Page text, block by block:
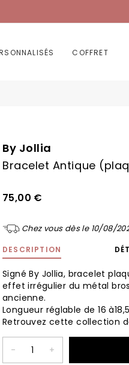
COFFRET
By Jollia
Bracelet Antique
75,00 €
Chez vous dès le 10/08/
DESCRIPTION
Signé By Jollia, bracelet
effet irrégulier du métal
ancienne.
Longueur réglable de 16
Retrouvez cette collection
- +